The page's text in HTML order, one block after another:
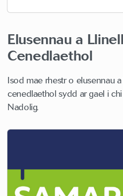
Elusennau a
Cenedlaethol
Isod mae rhestr o elusennau
cenedlaethol sydd ar gael i
Nadolig.